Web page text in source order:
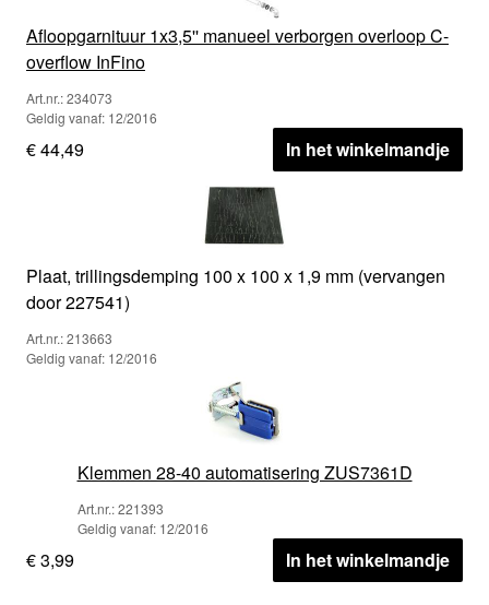
Afloopgarnituur 1x3,5'' manueel verborgen overloop C-
overflow InFino
Art.nr.: 234073
Geldig vanaf: 12/2016
€ 44,49 In het winkelmandje
Plaat, trillingsdemping 100 x 100 x 1,9 mm (vervangen
door 227541)
Art.nr.: 213663
Geldig vanaf: 12/2016
Klemmen 28-40 automatisering ZUS7361D
Art.nr.: 221393
Geldig vanaf: 12/2016
€ 3,99 In het winkelmandje